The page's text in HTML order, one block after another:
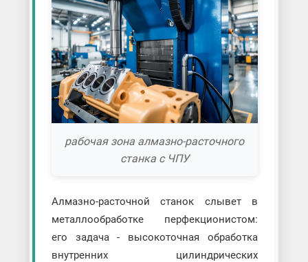
рабочая зона алмазно-расточного
станка с ЧПУ
Алмазно-расточной станок слывет в
металлообработке перфекционистом:
его задача - высокоточная обработка
внутренних цилиндрических